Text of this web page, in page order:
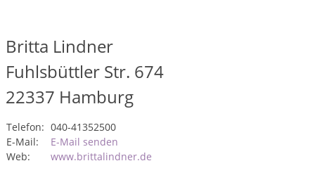
Britta Lindner
Fuhlsbüttler Str. 674
22337 Hamburg
Telefon: 040-41352500
E-Mail:
E-Mail senden
Web:
www.brittalindner.de